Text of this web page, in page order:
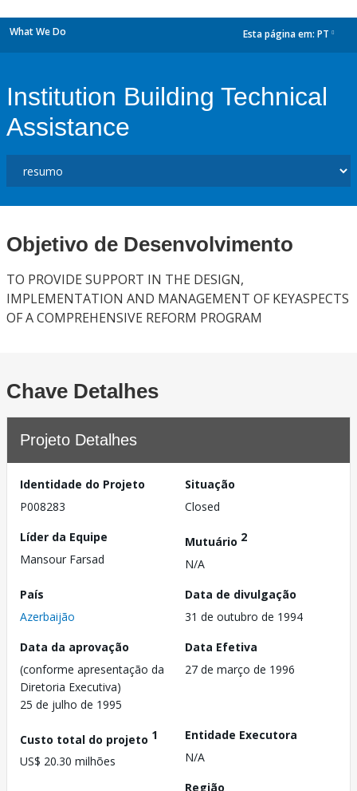
What We Do Esta página em: PT
Institution Building Technical
Assistance
Objetivo de Desenvolvimento
TO PROVIDE SUPPORT IN THE DESIGN,
IMPLEMENTATION AND MANAGEMENT OF KEYASPECTS
OF A COMPREHENSIVE REFORM PROGRAM
Chave Detalhes
Projeto Detalhes
Identidade do Projeto
P008283
Situação
Closed
Líder da Equipe
Mansour Farsad
Mutuário 2
N/A
País
Azerbaijão
Data de divulgação
31 de outubro de 1994
Data da aprovação
(conforme apresentação da
Diretoria Executiva)
25 de julho de 1995
Data Efetiva
27 de março de 1996
Custo total do projeto 1
US$ 20.30 milhões
Entidade Executora
N/A
Região